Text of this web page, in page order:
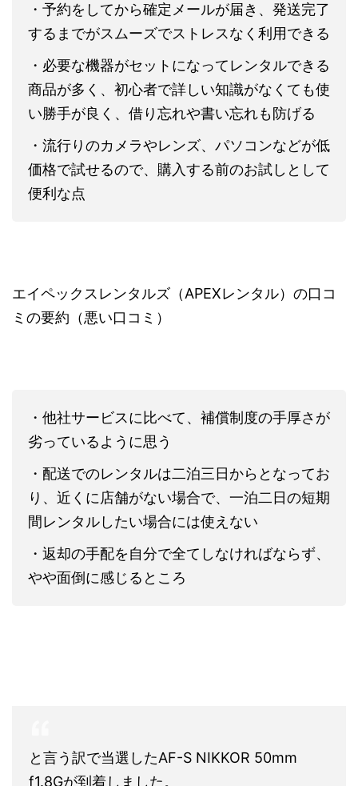
・予約をしてから確定メールが届き、発送完了
するまでがスムーズでストレスなく利用できる
・必要な機器がセットになってレンタルできる
商品が多く、初心者で詳しい知識がなくても使
い勝手が良く、借り忘れや書い忘れも防げる
・流行りのカメラやレンズ、パソコンなどが低
価格で試せるので、購入する前のお試しとして
便利な点
エイペックスレンタルズ（APEXレンタル）の口コ
ミの要約（悪い口コミ）
・他社サービスに比べて、補償制度の手厚さが
劣っているように思う
・配送でのレンタルは二泊三日からとなってお
り、近くに店舗がない場合で、一泊二日の短期
間レンタルしたい場合には使えない
・返却の手配を自分で全てしなければならず、
やや面倒に感じるところ
と言う訳で当選したAF-S NIKKOR 50mm
f1.8Gが到着しました。